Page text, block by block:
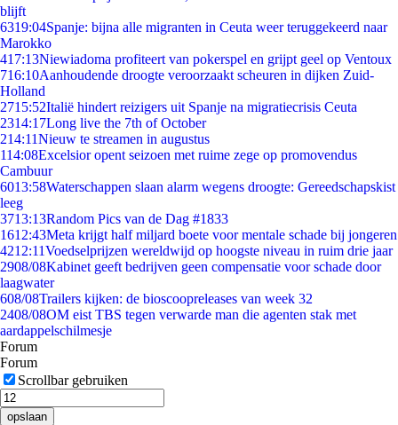
blijft
6319:04Spanje: bijna alle migranten in Ceuta weer teruggekeerd naar
Marokko
417:13Niewiadoma profiteert van pokerspel en grijpt geel op Ventoux
716:10Aanhoudende droogte veroorzaakt scheuren in dijken Zuid-
Holland
2715:52Italië hindert reizigers uit Spanje na migratiecrisis Ceuta
2314:17Long live the 7th of October
214:11Nieuw te streamen in augustus
114:08Excelsior opent seizoen met ruime zege op promovendus
Cambuur
6013:58Waterschappen slaan alarm wegens droogte: Gereedschapskist
leeg
3713:13Random Pics van de Dag #1833
1612:43Meta krijgt half miljard boete voor mentale schade bij jongeren
4212:11Voedselprijzen wereldwijd op hoogste niveau in ruim drie jaar
2908/08Kabinet geeft bedrijven geen compensatie voor schade door
laagwater
608/08Trailers kijken: de bioscoopreleases van week 32
2408/08OM eist TBS tegen verwarde man die agenten stak met
aardappelschilmesje
Forum
Forum
Scrollbar gebruiken
opslaan